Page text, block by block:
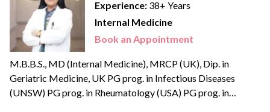
Experience: 38+ Years
Internal Medicine
Book an Appointment
M.B.B.S., MD (Internal Medicine), MRCP (UK), Dip. in
Geriatric Medicine, UK PG prog. in Infectious Diseases
(UNSW) PG prog. in Rheumatology (USA) PG prog. in